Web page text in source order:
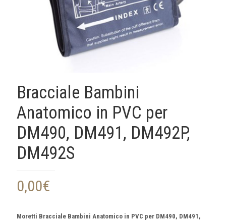
Bracciale Bambini
Anatomico in PVC per
DM490, DM491, DM492P,
DM492S
0,00€
Moretti Bracciale Bambini Anatomico in PVC per DM490, DM491,